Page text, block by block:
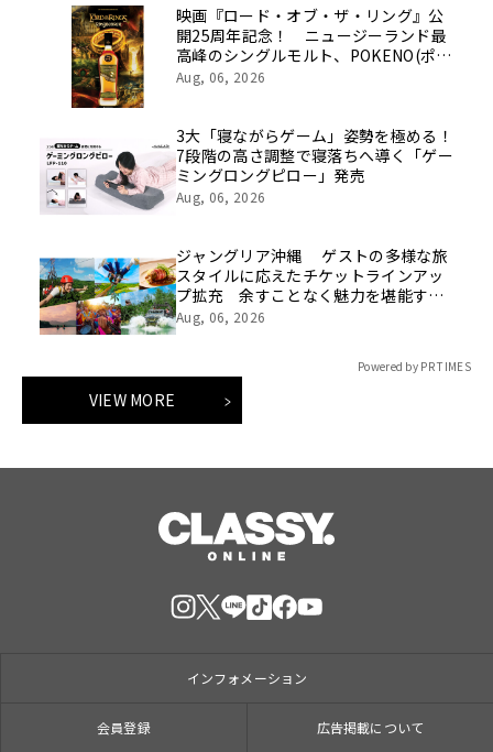
映画『ロード・オブ・ザ・リング』公
開25周年記念！ ニュージーランド最
高峰のシングルモルト、POKENO(ポケ
ノ)より 数量限定ウイスキー「リング
Aug, 06, 2026
3大「寝ながらゲーム」姿勢を極める！
7段階の高さ調整で寝落ちへ導く「ゲー
ミングロングピロー」発売
Aug, 06, 2026
ジャングリア沖縄 ゲストの多様な旅
スタイルに応えたチケットラインアッ
プ拡充 余すことなく魅力を堪能する
「ロイヤルチケット」新登場
Aug, 06, 2026
Powered by PR TIMES
VIEW MORE
インフォメーション
会員登録 広告掲載について